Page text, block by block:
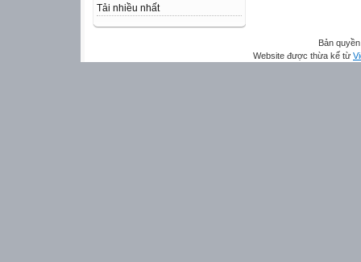
Tải nhiều nhất
Bản
Website được thừa kế từ